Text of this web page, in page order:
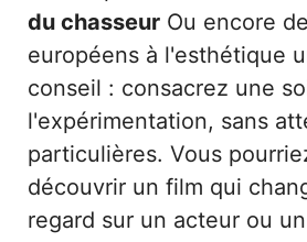
du chasseur Ou encore
européens à l'esthétique
conseil : consacrez une
l'expérimentation, sans
particulières. Vous
découvrir un film qui
regard sur un acteur ou